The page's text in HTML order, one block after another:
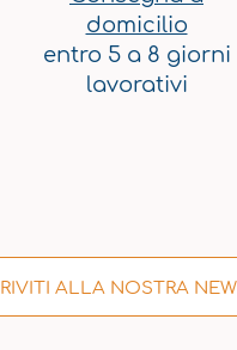
domicilio
entro 5 a 8 giorni
lavorativi
ALLA NOSTRA